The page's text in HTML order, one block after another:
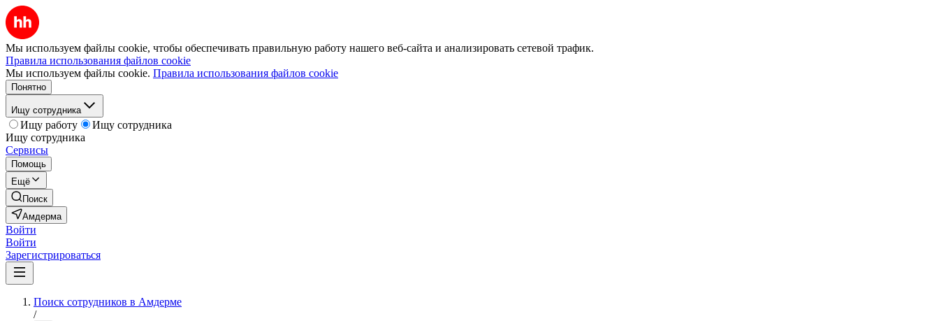
Мы используем файлы cookie, чтобы обеспечивать правильную работу нашего веб-сайта и анализировать сетевой трафик.
Правила использования файлов cookie
Мы используем файлы cookie. Правила использования файлов cookie
Понятно
Ищу сотрудника
Ищу работу
Ищу сотрудника
Ищу сотрудника
Сервисы
Помощь
Ещё
Поиск
Амдерма
Войти
Войти
Зарегистрироваться
Поиск сотрудников в Амдерме
/